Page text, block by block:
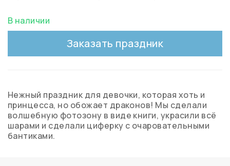
В наличии
Заказать праздник
Нежный праздник для девочки, которая хоть и
принцесса, но обожает драконов! Мы сделали
волшебную фотозону в виде книги, украсили всё
шарами и сделали циферку с очаровательными
бантиками.